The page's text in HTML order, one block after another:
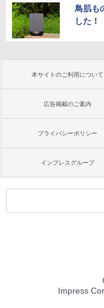
鳥肌も
した！
本サイトのご利用について
広告掲載のご案内
プライバシーポリシー
インプレスグループ
Impress